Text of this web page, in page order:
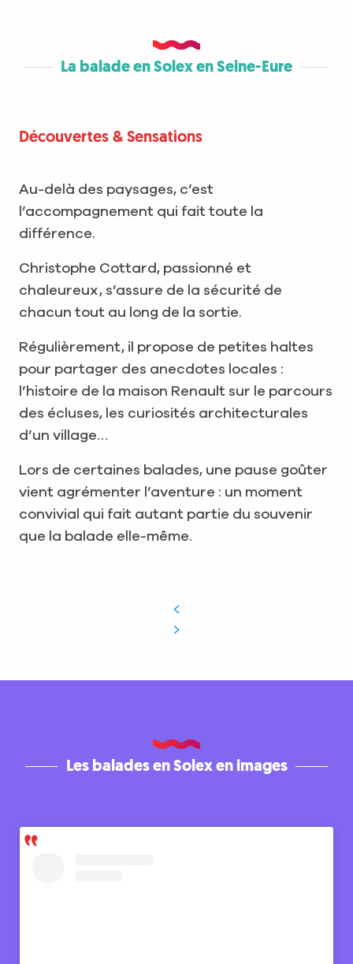
La balade en Solex en Seine-Eure
Découvertes & Sensations
Au-delà des paysages, c’est
l’accompagnement qui fait toute la
différence.
Christophe Cottard, passionné et
chaleureux, s’assure de la sécurité de
chacun tout au long de la sortie.
Régulièrement, il propose de petites haltes
pour partager des anecdotes locales :
l’histoire de la maison Renault sur le parcours
des écluses, les curiosités architecturales
d’un village…
Lors de certaines balades, une pause goûter
vient agrémenter l’aventure : un moment
convivial qui fait autant partie du souvenir
que la balade elle-même.
Les balades en Solex en images